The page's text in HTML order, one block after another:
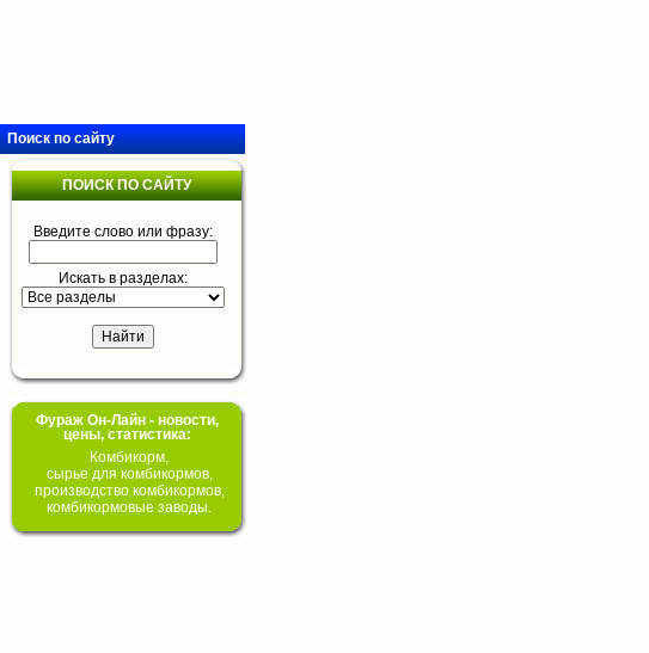
Поиск по сайту
ПОИСК ПО САЙТУ
Введите слово или фразу:
Искать в разделах:
Фураж Он-Лайн - новости,
цены, статистика:
Комбикорм,
сырье для комбикормов,
производство комбикормов,
комбикормовые заводы.